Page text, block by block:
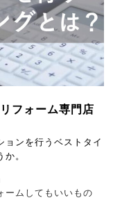
フォーム専門店
ョンを行うベストタイ
。
ームしてもいいもの